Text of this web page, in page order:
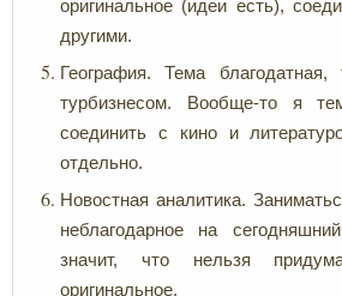
оригинальное (идеи есть),
другими.
География. Тема
турбизнесом. Вообще-то я
соединить с кино и
отдельно.
Новостная аналитика.
неблагодарное на
значит, что нельзя
оригинальное.